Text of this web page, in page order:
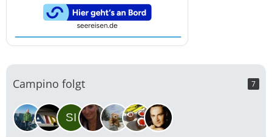
Campino folgt 7